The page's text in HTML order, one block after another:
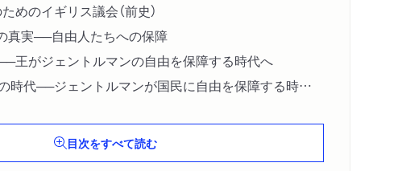
のイギリス議会（前史）
実──自由人たちへの保障
王がジェントルマンの自由を保障する時代へ
代──ジェントルマンが国民に自由を保障する時代
換期 第一幕──ジェントルマンと大衆
目次をすべて読む